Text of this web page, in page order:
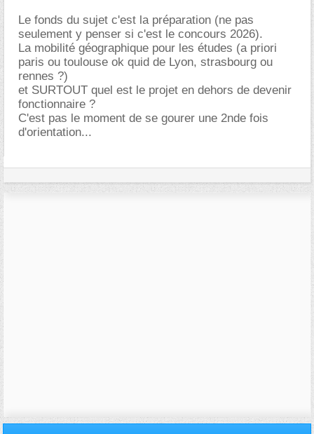
Le fonds du sujet c'est la préparation (ne pas
seulement y penser si c'est le concours 2026).
La mobilité géographique pour les études (a priori
paris ou toulouse ok quid de Lyon, strasbourg ou
rennes ?)
et SURTOUT quel est le projet en dehors de devenir
fonctionnaire ?
C'est pas le moment de se gourer une 2nde fois
d'orientation...